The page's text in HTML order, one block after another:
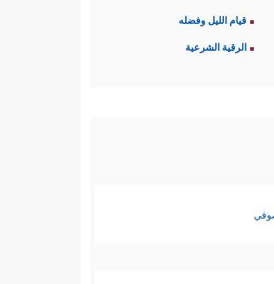
قيام الليل وفضله
الرقية الشرعية